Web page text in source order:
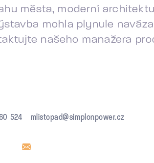
města, moderní
mohla plynule
našeho manažera
524 mlistopad@simplonpower.cz